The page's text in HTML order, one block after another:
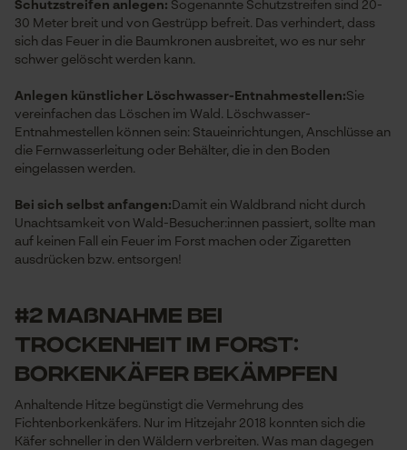
Schutzstreifen anlegen: Sogenannte Schutzstreifen sind 20-
30 Meter breit und von Gestrüpp befreit. Das verhindert, dass
sich das Feuer in die Baumkronen ausbreitet, wo es nur sehr
schwer gelöscht werden kann.
Anlegen künstlicher Löschwasser-Entnahmestellen:Sie
vereinfachen das Löschen im Wald. Löschwasser-
Entnahmestellen können sein: Staueinrichtungen, Anschlüsse an
die Fernwasserleitung oder Behälter, die in den Boden
eingelassen werden.
Bei sich selbst anfangen: Damit ein Waldbrand nicht durch
Unachtsamkeit von Wald-Besucher:innen passiert, sollte man
auf keinen Fall ein Feuer im Forst machen oder Zigaretten
ausdrücken bzw. entsorgen!
#2 Maßnahme bei
Trockenheit im Forst:
Borkenkäfer bekämpfen
Anhaltende Hitze begünstigt die Vermehrung des
Fichtenborkenkäfers. Nur im Hitzejahr 2018 konnten sich die
Käfer schneller in den Wäldern verbreiten. Was man dagegen